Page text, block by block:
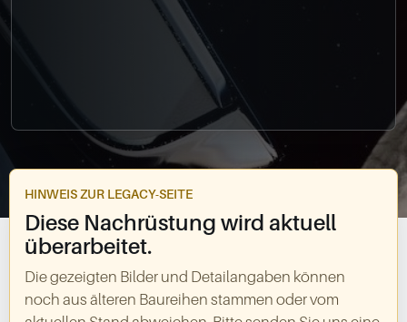
HINWEIS ZUR LEGACY-SEITE
Diese Nachrüstung wird aktuell
überarbeitet.
Die gezeigten Bilder und Detailangaben können
noch aus älteren Baureihen stammen oder vom